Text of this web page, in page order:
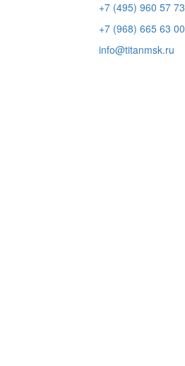
+7 (495) 960 57 73
+7 (968) 665 63 00
info@titanmsk.ru